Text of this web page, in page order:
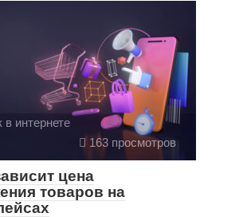
в интернете
163 просмотров
цена
товаров на